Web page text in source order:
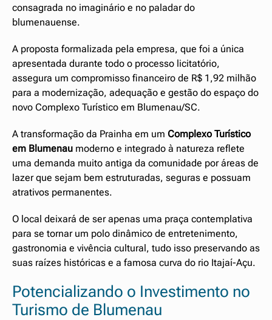
consagrada no imaginário e no paladar do
blumenauense.
A proposta formalizada pela empresa, que foi a única
apresentada durante todo o processo licitatório,
assegura um compromisso financeiro de R$ 1,92 milhão
para a modernização, adequação e gestão do espaço do
novo Complexo Turístico em Blumenau/SC.
A transformação da Prainha em um Complexo Turístico
em Blumenau moderno e integrado à natureza reflete
uma demanda muito antiga da comunidade por áreas de
lazer que sejam bem estruturadas, seguras e possuam
atrativos permanentes.
O local deixará de ser apenas uma praça contemplativa
para se tornar um polo dinâmico de entretenimento,
gastronomia e vivência cultural, tudo isso preservando as
suas raízes históricas e a famosa curva do rio Itajaí-Açu.
Potencializando o Investimento no
Turismo de Blumenau